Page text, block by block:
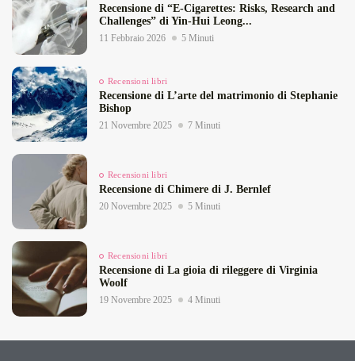
Recensione di “E‑Cigarettes: Risks, Research and
Challenges” di Yin‑Hui Leong...
11 Febbraio 2026 5 Minuti
Recensioni libri
Recensione di L’arte del matrimonio di Stephanie
Bishop
21 Novembre 2025 7 Minuti
Recensioni libri
Recensione di Chimere di J. Bernlef
20 Novembre 2025 5 Minuti
Recensioni libri
Recensione di La gioia di rileggere di Virginia
Woolf
19 Novembre 2025 4 Minuti